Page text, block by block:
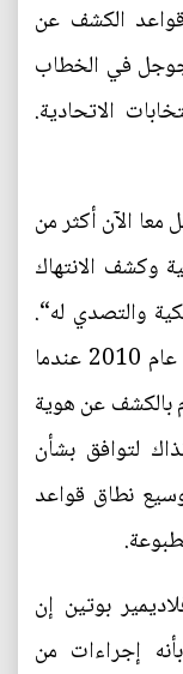
الكشف عن
في الخطاب
الاتحادية.
الآن أكثر من
الانتهاك
والتصدي له“.
وهذا تغير جذري عن موقف جوجل في عام 2010 عندما
بالكشف عن هوية
لتوافق بشأن
نطاق قواعد
بوتين إن
إجراءات من